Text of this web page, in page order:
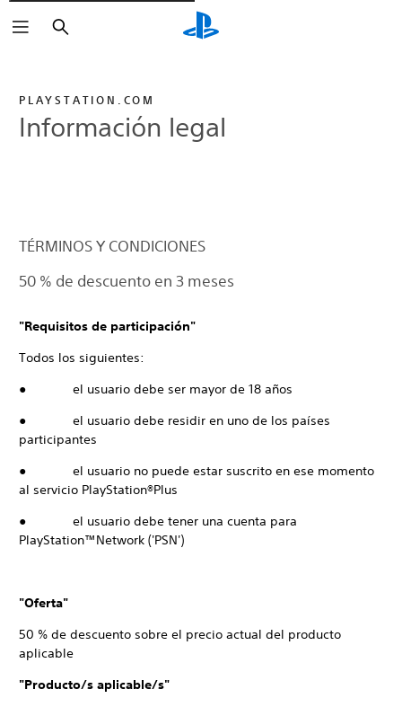
Buscar
PLAYSTATION.COM
Información legal
TÉRMINOS Y CONDICIONES
50 % de descuento en 3 meses
"Requisitos de participación"
Todos los siguientes:
● el usuario debe ser mayor de 18 años
● el usuario debe residir en uno de los países
participantes
● el usuario no puede estar suscrito en ese momento
al servicio PlayStation®Plus
● el usuario debe tener una cuenta para
PlayStation™Network ('PSN')
"Oferta"
50 % de descuento sobre el precio actual del producto
aplicable
"Producto/s aplicable/s"